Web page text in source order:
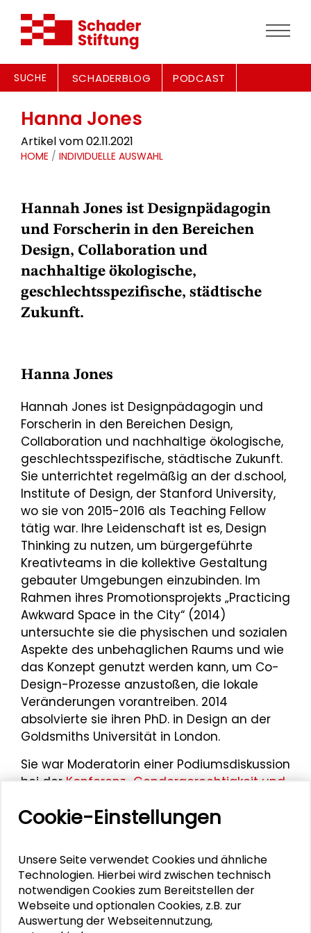
SUCHE SCHADERBLOG PODCAST
Hanna Jones
Artikel vom 02.11.2021
HOME / INDIVIDUELLE AUSWAHL
Hannah Jones ist Designpädagogin
und Forscherin in den Bereichen
Design, Collaboration und
nachhaltige ökologische,
geschlechtsspezifische, städtische
Zukunft.
Hanna Jones
Hannah Jones ist Designpädagogin und
Forscherin in den Bereichen Design,
Collaboration und nachhaltige ökologische,
geschlechtsspezifische, städtische Zukunft.
Sie unterrichtet regelmäßig an der d.school,
Institute of Design, der Stanford University,
wo sie von 2015-2016 als Teaching Fellow
tätig war. Ihre Leidenschaft ist es, Design
Thinking zu nutzen, um bürgergeführte
Kreativteams in die kollektive Gestaltung
gebauter Umgebungen einzubinden. Im
Rahmen ihres Promotionsprojekts „Practicing
Awkward Space in the City“ (2014)
untersuchte sie die physischen und sozialen
Aspekte des unbehaglichen Raums und wie
das Konzept genutzt werden kann, um Co-
Design-Prozesse anzustoßen, die lokale
Veränderungen vorantreiben. 2014
absolvierte sie ihren PhD. in Design an der
Goldsmiths Universität in London.
Sie war Moderatorin einer Podiumsdiskussion
bei derKonferenz „Gendergerechtigkeit und
2021 im Schader-Forum in Darmstadt.
Personen im Kontext
Uta Brandes
Cookie-Einstellungen
Unsere Seite verwendet Cookies und ähnliche
Technologien. Hierbei wird zwischen technisch
notwendigen Cookies zum Bereitstellen der
Webseite und optionalen Cookies, z.B. zur
Auswertung der Webseitennutzung,